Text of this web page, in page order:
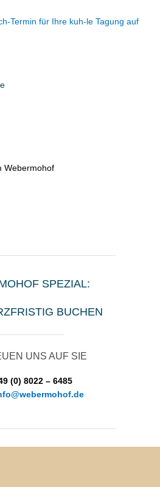
Webermohof
SPEZIAL:
BUCHEN
UNS AUF SIE
(0) 8022 – 6485
Termin für Ihre kuh-le Tagung auf